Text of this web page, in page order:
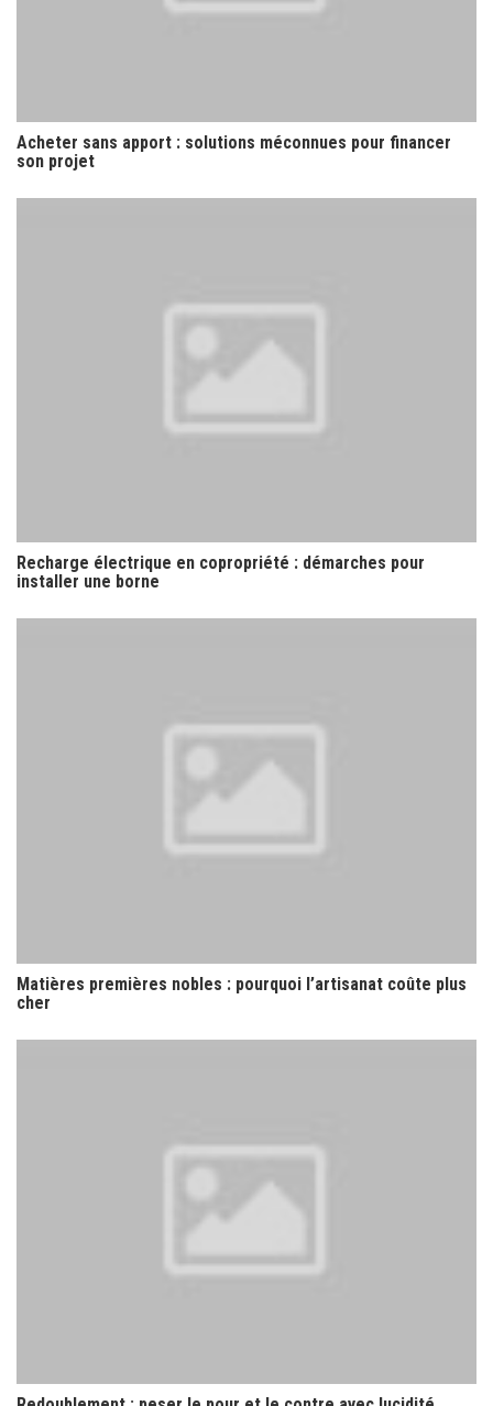
Acheter sans apport : solutions méconnues pour financer
son projet
Recharge électrique en copropriété : démarches pour
installer une borne
Matières premières nobles : pourquoi l’artisanat coûte plus
cher